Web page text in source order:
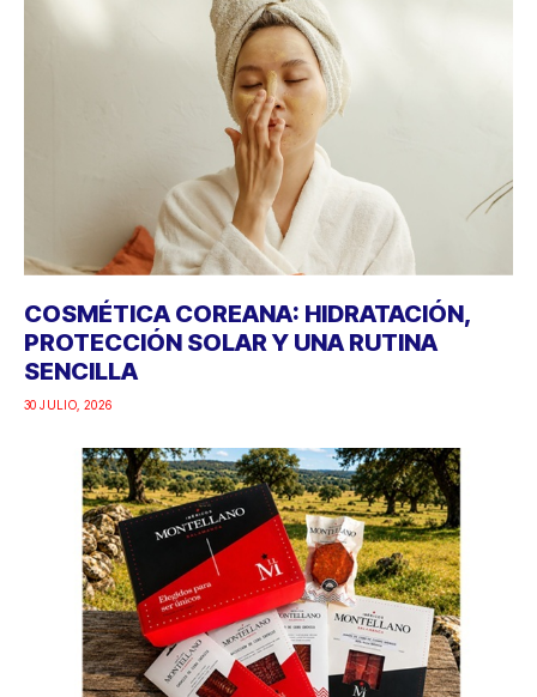
COSMÉTICA COREANA: HIDRATACIÓN,
PROTECCIÓN SOLAR Y UNA RUTINA
SENCILLA
30 JULIO, 2026